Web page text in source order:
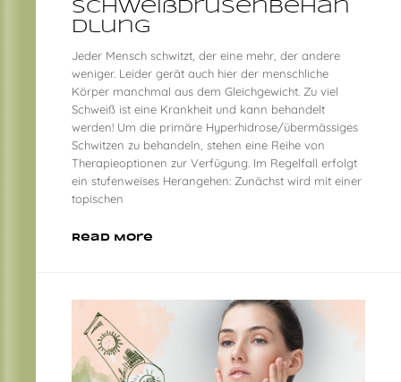
Schweißdrüsenbehan
dlung
Jeder Mensch schwitzt, der eine mehr, der andere
weniger. Leider gerät auch hier der menschliche
Körper manchmal aus dem Gleichgewicht. Zu viel
Schweiß ist eine Krankheit und kann behandelt
werden! Um die primäre Hyperhidrose/übermässiges
Schwitzen zu behandeln, stehen eine Reihe von
Therapieoptionen zur Verfügung. Im Regelfall erfolgt
ein stufenweises Herangehen: Zunächst wird mit einer
topischen
Read More